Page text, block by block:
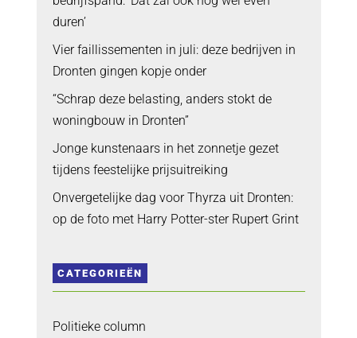
duren’
Vier faillissementen in juli: deze bedrijven in
Dronten gingen kopje onder
“Schrap deze belasting, anders stokt de
woningbouw in Dronten”
Jonge kunstenaars in het zonnetje gezet
tijdens feestelijke prijsuitreiking
Onvergetelijke dag voor Thyrza uit Dronten:
op de foto met Harry Potter-ster Rupert Grint
CATEGORIEËN
Politieke column